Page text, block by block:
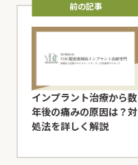
前の記事
インプラント治療から数
年後の痛みの原因は？対
処法を詳しく解説